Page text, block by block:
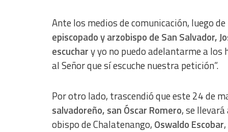
Ante los medios de comunicación, luego
episcopado y arzobispo de San Salvador,
escuchary yo no puedo adelantarme a los
al Señor que sí escuche nuestra petición”.
Por otro lado, trascendió que este 24 de
salvadoreño, san Óscar Romero, se
obispo de Chalatenango, Oswaldo Escobar